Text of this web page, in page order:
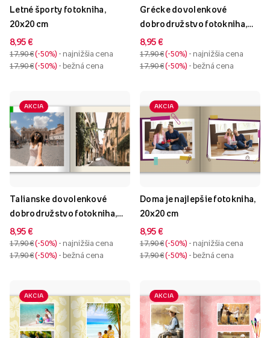
Letné športy fotokniha,
20x20 cm
8,95 €
17,90 € -50% - najnižšia cena
17,90 € -50% - bežná cena
Grécke dovolenkové
dobrodružstvo fotokniha,
20x20 cm
8,95 €
17,90 € -50% - najnižšia cena
17,90 € -50% - bežná cena
AKCIA
Talianske dovolenkové
dobrodružstvo fotokniha,
20x20 cm
8,95 €
17,90 € -50% - najnižšia cena
17,90 € -50% - bežná cena
AKCIA
Doma je najlepšie fotokniha,
20x20 cm
8,95 €
17,90 € -50% - najnižšia cena
17,90 € -50% - bežná cena
AKCIA AKCIA